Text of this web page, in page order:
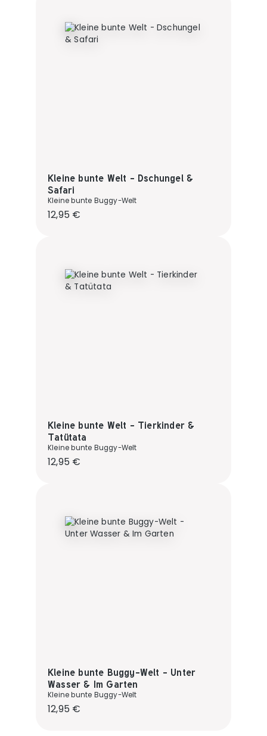
Kleine bunte Welt - Dschungel &
Safari
Kleine bunte Buggy-Welt
Regulärer Preis:
12,95 €
Kleine bunte Welt - Tierkinder &
Tatütata
Kleine bunte Buggy-Welt
Regulärer Preis:
12,95 €
Kleine bunte Buggy-Welt - Unter
Wasser & Im Garten
Kleine bunte Buggy-Welt
Regulärer Preis:
12,95 €